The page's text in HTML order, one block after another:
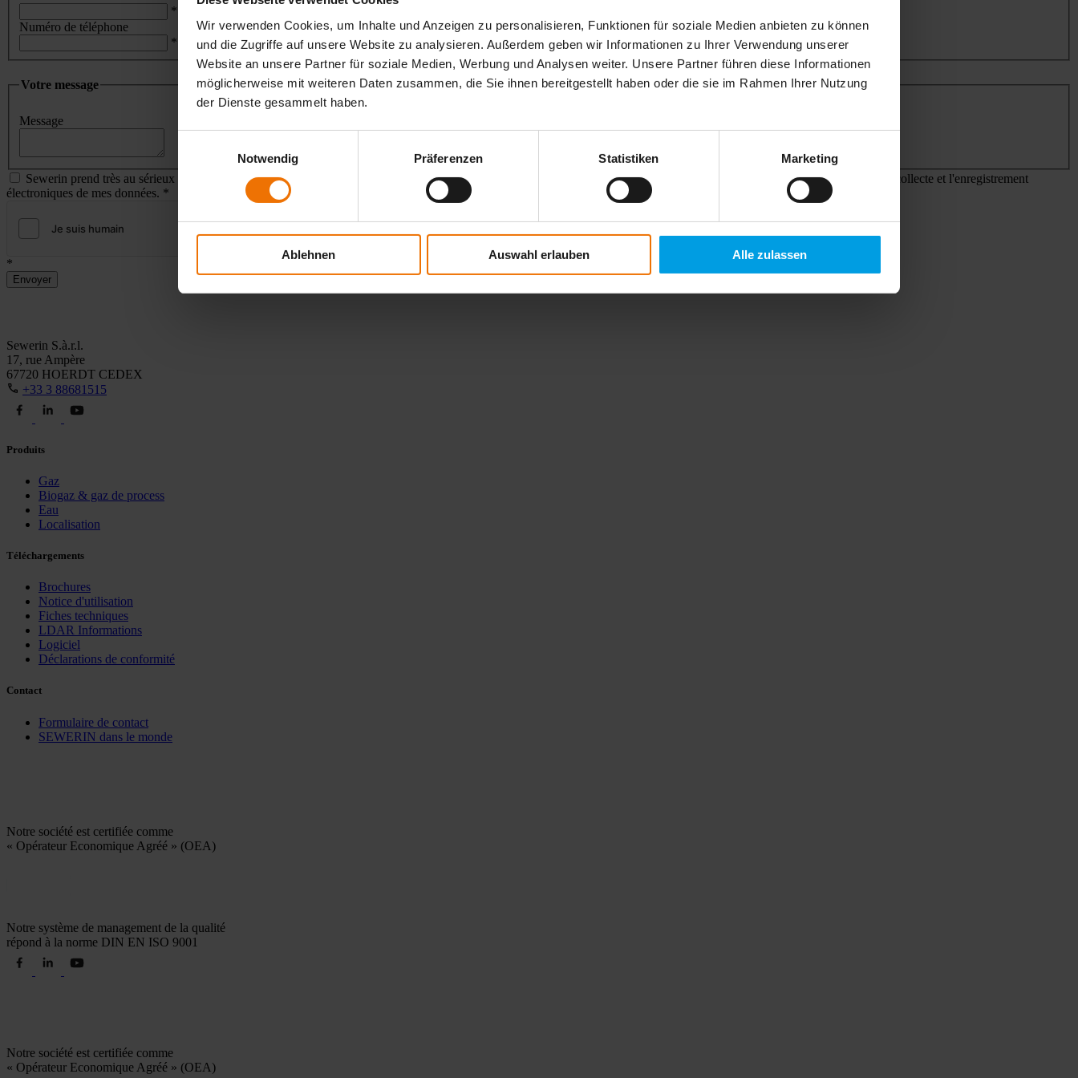
Wir verwenden Cookies, um Inhalte und Anzeigen zu personalisieren, Funktionen für soziale Medien anbieten zu können
und die Zugriffe auf unsere Website zu analysieren. Außerdem geben wir Informationen zu Ihrer Verwendung unserer
Website an unsere Partner für soziale Medien, Werbung und Analysen weiter. Unsere Partner führen diese Informationen
möglicherweise mit weiteren Daten zusammen, die Sie ihnen bereitgestellt haben oder die sie im Rahmen Ihrer Nutzung
der Dienste gesammelt haben.
Notwendig
Präferenzen Statistiken Marketing
Ablehnen Auswahl erlauben Alle zulassen
*
Numéro de téléphone
*
Votre message
Message
Sewerin prend très au sérieux la protection de vos données à caractère personnel et les traite de manière confidentielle, conformément à la législation en vigueur. J'accepte la collecte et l'enregistrement
électroniques de mes données. *
*
Envoyer
Sewerin S.à.r.l.
17, rue Ampère
67720 HOERDT CEDEX
+33 3 88681515
Produits
Gaz
Biogaz & gaz de process
Eau
Localisation
Téléchargements
Brochures
Notice d'utilisation
Fiches techniques
LDAR Informations
Logiciel
Déclarations de conformité
Contact
Formulaire de contact
SEWERIN dans le monde
Notre société est certifiée comme
« Opérateur Economique Agréé » (OEA)
Notre système de management de la qualité
répond à la norme DIN EN ISO 9001
Notre société est certifiée comme
« Opérateur Economique Agréé » (OEA)